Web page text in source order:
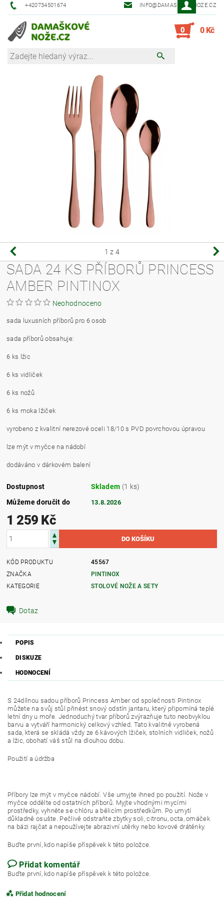
+420734501674 INFO@DAMASKOVE-NOZE.CZ
0 0 Kč
1 z 4
SADA 24 KS PŘÍBORŮ PRINCESS
AMBER PINTINOX
Neohodnoceno
sada luxusních příborů pro 6 osob
sada příborů obsahuje:
6 ks lžic
6 ks vidliček
6 ks nožů
6 ks moka lžiček
vyrobeno z kvalitní nerezové oceli 18/10 s PVD povrchovou úpravou
lze mýt v myčce na nádobí
dodáváno v dárkovém balení
Dostupnost Skladem (1 ks)
Můžeme doručit do
13.8.2026
1 259 Kč
KÓD PRODUKTU
45567
ZNAČKA
PINTINOX
KATEGORIE
STOLOVÉ NOŽE A SETY
Dotaz
POPIS
DISKUZE
HODNOCENÍ
S 24dílnou sadou příborů Princess Amber od společnosti Pintinox
můžete na svůj stůl přinést snový odstín jantaru, který připomíná teplé
letní dny u moře. Jednoduchý tvar příborů zvýrazňuje tuto neobvyklou
barvu a vytváří harmonický celkový vzhled. Tato kvalitně vyrobená
sada, která se skládá vždy ze 6 kávových lžiček, stolních vidliček, nožů
a lžic, obohatí váš stůl na dlouhou dobu.
Použití a údržba
Příbory lze mýt v myčce nádobí. Vše umyjte ihned po použití. Nože v
myčce oddělte od ostatních příborů. Myjte vhodnými mycími
prostředky, vyhněte se chlóru a bělicím prostředkům. Po umytí
důkladně osušte. Pečlivě odstraňte zbytky soli, citronu, octa, omáček
na bázi rajčat a nepoužívejte abrazivní utěrky nebo kovové drátěnky.
Buďte první, kdo napíše příspěvek k této položce.
Přidat komentář
Buďte první, kdo napíše příspěvek k této položce.
Přidat hodnocení